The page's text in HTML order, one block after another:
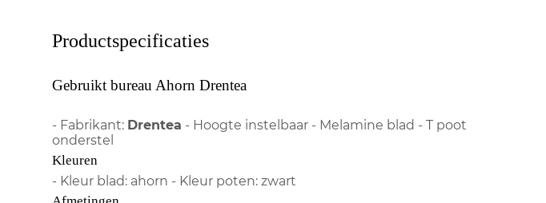
Productspecificaties
Gebruikt bureau Ahorn Drentea
- Fabrikant: Drentea - Hoogte instelbaar - Melamine blad - T poot
onderstel
Kleuren
- Kleur blad: ahorn - Kleur poten: zwart